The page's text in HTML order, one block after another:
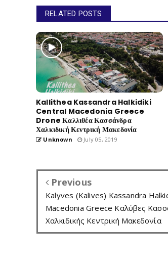
RELATED POSTS
Kallithea Kassandra Halkidiki
Central Macedonia Greece
Drone Καλλιθέα Κασσάνδρα
Χαλκιδική Κεντρική Μακεδονία
Unknown July 05, 2019
Previous
Kalyves (Kalives) Kassandra
Macedonia Greece Καλύβες
Χαλκιδικής Κεντρική Μακεδονία